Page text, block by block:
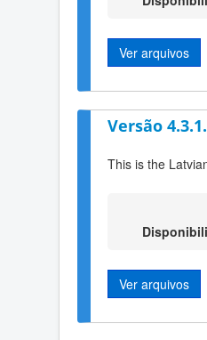
Ver arquivos
Versão
This is the
Ver arquivos